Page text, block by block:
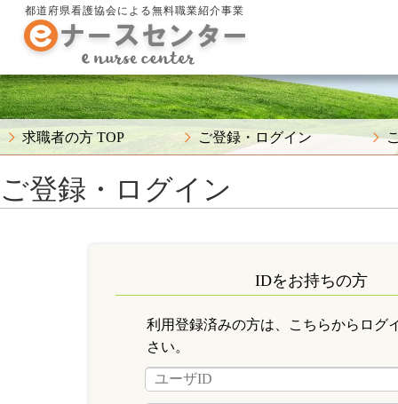
都道府県看護協会による無料職業紹介事業
求職者の方 TOP ご登録・ログイン
ご登録・ログイン
IDをお持ちの方
利用登録済みの方は、こちらからログ
さい。